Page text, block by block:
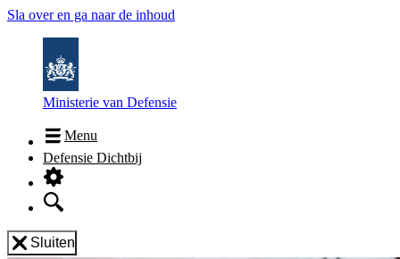
Sla over en ga naar de inhoud
Ministerie van Defensie
Menu
Defensie Dichtbij
Sluiten